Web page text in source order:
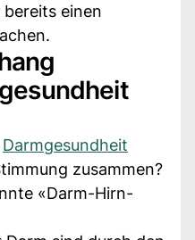
einen
Darmgesundheit
zusammen?
«Darm-Hirn-